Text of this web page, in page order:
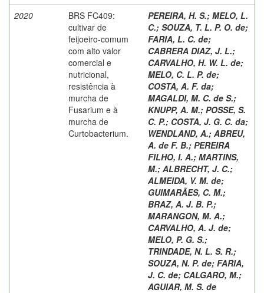
2020
BRS FC409:
cultivar de
feijoeiro-comum
com alto valor
comercial e
nutricional,
resistência à
murcha de
Fusarium e à
murcha de
Curtobacterium.
PEREIRA, H. S.; MELO, L.
C.; SOUZA, T. L. P. O. de;
FARIA, L. C. de;
CABRERA DIAZ, J. L.;
CARVALHO, H. W. L. de;
MELO, C. L. P. de;
COSTA, A. F. da;
MAGALDI, M. C. de S.;
KNUPP, A. M.; POSSE, S.
C. P.; COSTA, J. G. C. da;
WENDLAND, A.; ABREU,
A. de F. B.; PEREIRA
FILHO, I. A.; MARTINS,
M.; ALBRECHT, J. C.;
ALMEIDA, V. M. de;
GUIMARÃES, C. M.;
BRAZ, A. J. B. P.;
MARANGON, M. A.;
CARVALHO, A. J. de;
MELO, P. G. S.;
TRINDADE, N. L. S. R.;
SOUZA, N. P. de; FARIA,
J. C. de; CALGARO, M.;
AGUIAR, M. S. de